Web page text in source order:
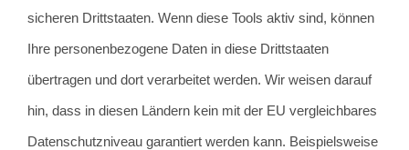
sicheren Drittstaaten. Wenn diese Tools aktiv sind, können
Ihre personenbezogene Daten in diese Drittstaaten
übertragen und dort verarbeitet werden. Wir weisen darauf
hin, dass in diesen Ländern kein mit der EU vergleichbares
Datenschutzniveau garantiert werden kann. Beispielsweise